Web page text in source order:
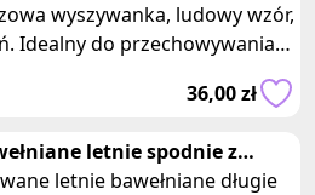
wyszywanka, ludowy wzór,
Idealny do przechowywania
pieczywa, suchych strączków,
36,00 zł
letnie spodnie z
nogawkami blekitne
letnie bawełniane długie